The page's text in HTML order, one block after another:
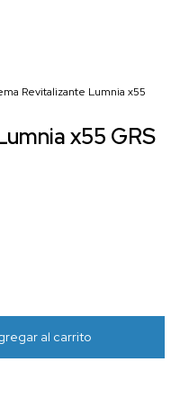
Revitalizante Lumnia x55
x55 GRS